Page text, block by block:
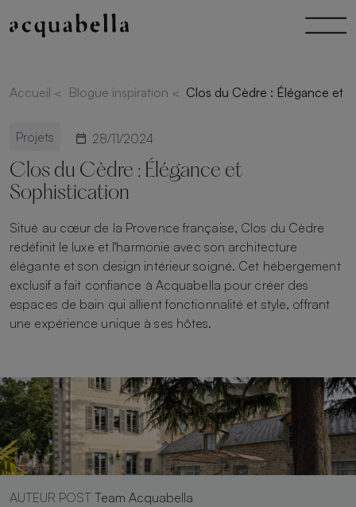
Accueil < Blogue inspiration < Clos du Cèdre : Élégance et
Projets 28/11/2024
Clos du Cèdre : Élégance et
Sophistication
Situé au cœur de la Provence française, Clos du Cèdre
redéfinit le luxe et l'harmonie avec son architecture
élégante et son design intérieur soigné. Cet hébergement
exclusif a fait confiance à Acquabella pour créer des
espaces de bain qui allient fonctionnalité et style, offrant
une expérience unique à ses hôtes.
AUTEUR POST Team Acquabella